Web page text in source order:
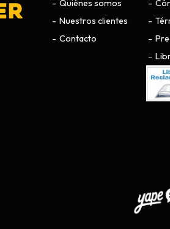
Quiénes somos
Nuestros clientes
Contacto